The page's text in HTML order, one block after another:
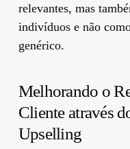
relevantes, mas
indivíduos e não
genérico.
Melhorando o
Cliente através
Upselling